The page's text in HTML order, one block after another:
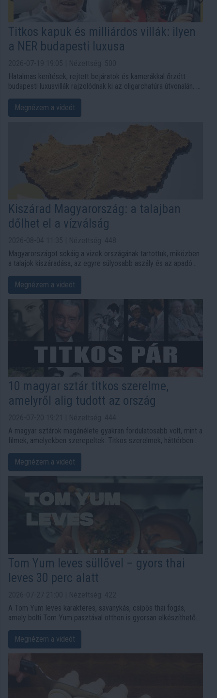
Titkos kapuk és milliárdos villák: ilyen
a NER budapesti luxusa
Hatalmas kerítések, rejtett bejáratok és kamerákkal őrzött
budapesti luxusvillák rajzolódnak ki az oligarchatúra útvonalán. A
mutatja meg, amelyek rendszerint zárt kapuk mögött maradnak.
Megnézem a videót
Kiszárad Magyarország: a talajban
dőlhet el a vízválság
Magyarországot sokáig a vizek országának tartottuk, miközben
a talajok kiszáradása, az egyre súlyosabb aszály és az apadó
jelentős része gyorsan elfolyik, miközben a mezőgazdasági
területeken és több településen egyre nagyobb problémát okoz
a vízhiány.
Megnézem a videót
10 magyar sztár titkos szerelme,
amelyről alig tudott az ország
A magyar sztárok magánélete gyakran fordulatosabb volt, mint a
filmek, amelyekben szerepeltek. Titkos szerelmek, háttérben
ismert színész meglepő történetét.
Megnézem a videót
Tom Yum leves süllővel – gyors thai
leves 30 perc alatt
A Tom Yum leves karakteres, savanykás, csípős thai fogás,
amely bolti Tom Yum pasztával otthon is gyorsan elkészíthető.
helyett süllőfilé kerül a levesbe, amely könnyű, omlós és jól illik a
lime-os, halszószos ízvilághoz. A recept a YouTube-on
megjelent „Tom Yum leves egyszerűen otthon” videó alapján
készült, melyet a cikk végén meg is nezhetsz.
Megnézem a videót